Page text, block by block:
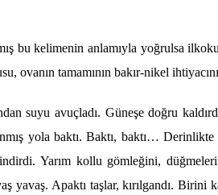
bu kelimenin anlamıyla yoğrulsa
ovanın tamamının bakır-nikel
suyu avuçladı. Güneşe doğru
yola baktı. Baktı, baktı…
Yarım kollu gömleğini, d
yavaş. Apaktı taşlar, kırılgandı. Birini